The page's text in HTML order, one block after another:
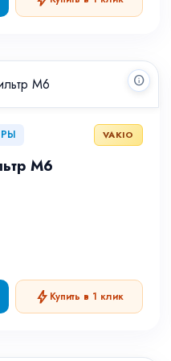
info
VAKIO
M6
bolt Купить в 1 клик